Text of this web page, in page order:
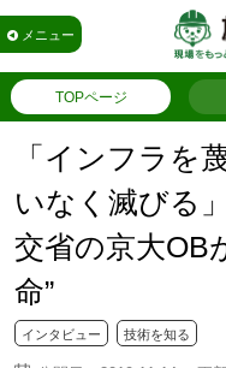
メニュー
TOPページ
「インフラを
いなく滅びる
交省の京大OB
命”
インタビュー 技術を知る